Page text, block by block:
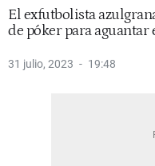
El exfutbolista
de póker para aguantar
31 julio, 2023 19:48